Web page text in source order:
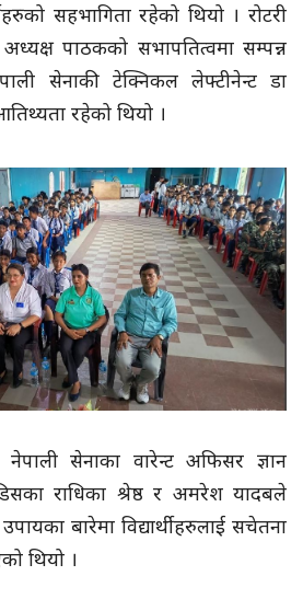
सहभागिता रहेको थियो । रोटरी
पाठकको सभापतित्वमा सम्पन्न
सेनाकी टेक्निकल लेफ्टीनेन्ट डा
रहेको थियो ।
सेनाका वारेन्ट अफिसर ज्ञान
राधिका श्रेष्ठ र अमरेश यादबले
बारेमा विद्यार्थीहरुलाई सचेतना
थियो ।